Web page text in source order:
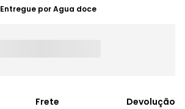
Entregue porAgua doce
Frete Devolução